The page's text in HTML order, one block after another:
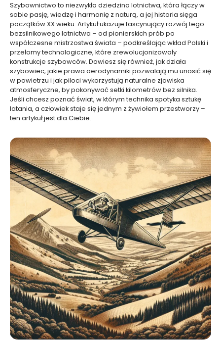
Szybownictwo to niezwykła dziedzina lotnictwa, która łączy w
sobie pasję, wiedzę i harmonię z naturą, a jej historia sięga
początków XX wieku. Artykuł ukazuje fascynujący rozwój tego
bezsilnikowego lotnictwa – od pionierskich prób po
współczesne mistrzostwa świata – podkreślając wkład Polski i
przełomy technologiczne, które zrewolucjonizowały
konstrukcje szybowców. Dowiesz się również, jak działa
szybowiec, jakie prawa aerodynamiki pozwalają mu unosić się
w powietrzu i jak piloci wykorzystują naturalne zjawiska
atmosferyczne, by pokonywać setki kilometrów bez silnika.
Jeśli chcesz poznać świat, w którym technika spotyka sztukę
latania, a człowiek staje się jednym z żywiołem przestworzy –
ten artykuł jest dla Ciebie.